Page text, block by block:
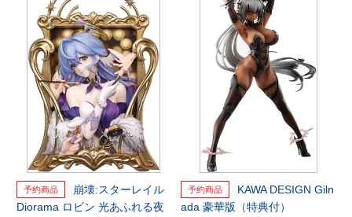
崩壊:スターレイル
Diorama ロビン 光あふれる夜
KAWA DESIGN Giln
ada 豪華版（特典付）